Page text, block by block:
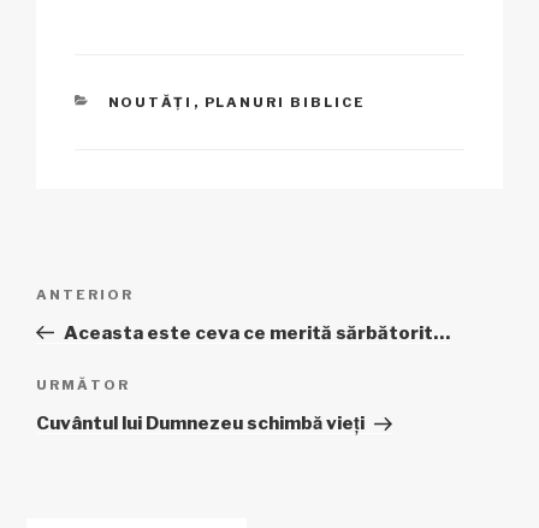
CATEGORII
NOUTĂȚI , PLANURI BIBLICE
articole
Articol
anterior
ANTERIOR
Aceasta este ceva ce merită sărbătorit…
Articolul
următor
URMĂTOR
Cuvântul lui Dumnezeu schimbă vieți